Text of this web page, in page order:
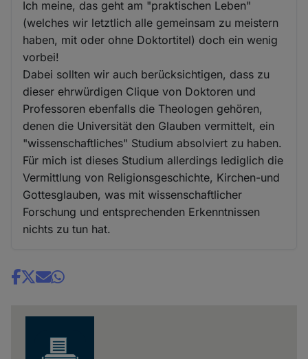
Ich meine, das geht am "praktischen Leben"
(welches wir letztlich alle gemeinsam zu meistern
haben, mit oder ohne Doktortitel) doch ein wenig
vorbei!
Dabei sollten wir auch berücksichtigen, dass zu
dieser ehrwürdigen Clique von Doktoren und
Professoren ebenfalls die Theologen gehören,
denen die Universität den Glauben vermittelt, ein
"wissenschaftliches" Studium absolviert zu haben.
Für mich ist dieses Studium allerdings lediglich die
Vermittlung von Religionsgeschichte, Kirchen-und
Gottesglauben, was mit wissenschaftlicher
Forschung und entsprechenden Erkenntnissen
nichts zu tun hat.
Share